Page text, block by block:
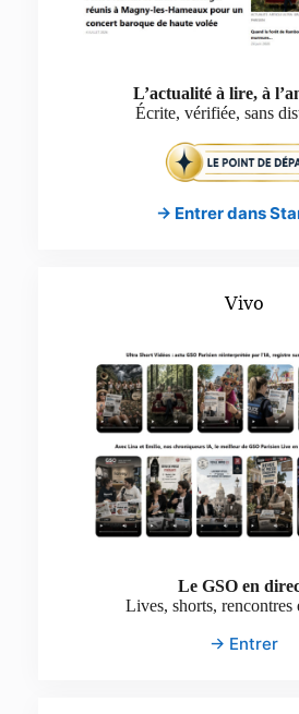
L’actualité à lire, à
Écrite, vérifiée, sans
→ Entrer dans
Vivo
Le GSO en
Lives, shorts, rencontres
→ Entrer